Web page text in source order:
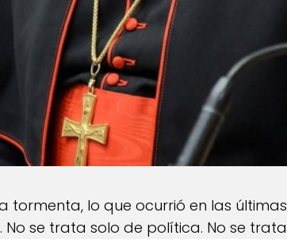
lo que ocurrió en las últimas
se trata solo de política. No se trata